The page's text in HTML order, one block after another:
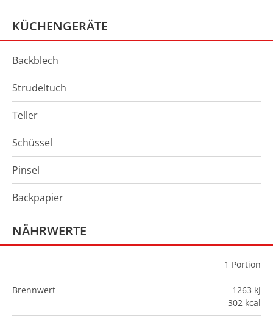
KÜCHENGERÄTE
Backblech
Strudeltuch
Teller
Schüssel
Pinsel
Backpapier
NÄHRWERTE
1 Portion
Brennwert
1263 kJ
302 kcal